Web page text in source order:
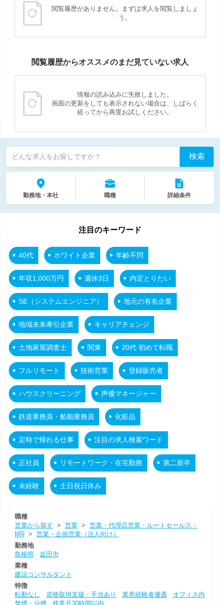
閲覧履歴がありません。まずは求人を閲覧しましょ
う。
閲覧履歴からオススメのまだ見ていない求人
情報の読み込みに失敗しました。
画面の更新をしても表示されない場合は、しばらく
経ってから再度お試しください。
どんな求人をお探しですか？ 検索
勤務地・本社 職種 詳細条件
注目のキーワード
40代 ホワイト企業 年齢不問
年収1,000万円 週休3日 内定とりたい
SE（システムエンジニア） 地元の有名企業
地域未来牽引企業 キャリアチェンジ
土地家屋調査士 関東 20代 初めて転職
フルリモート 技術営業 登録販売者
ハウスクリーニング 声優マネージャー
鉄道乗務員・船舶乗務員 化粧品
定時で帰れる仕事 注目の求人検索ワード
正社員 リモートワーク・在宅勤務 第二新卒
未経験 土日祝日休み
職種
営業から探す > 営業> 営業・代理店営業・ルートセールス・
MR> 営業・企画営業（法人向け）
勤務地
島根県
益田市
業種
建設コンサルタント
特徴
転勤なし
資格取得支援・手当あり 業界経験者優遇
オフィス内
禁煙・分煙
残業月30時間以内